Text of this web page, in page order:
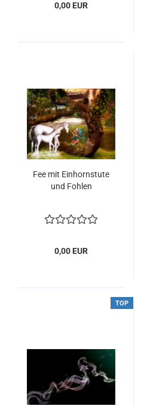
0,00 EUR
Fee mit Einhornstute
und Fohlen
0,00 EUR
TOP